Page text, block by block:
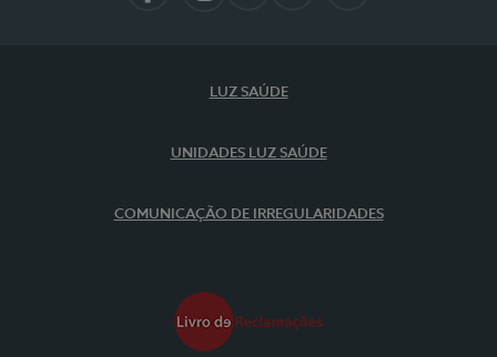
LUZ SAÚDE
UNIDADES LUZ SAÚDE
COMUNICAÇÃO DE IRREGULARIDADES